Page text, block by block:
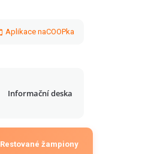
Aplikace naCOOPka
Informační deska
Restované žampiony